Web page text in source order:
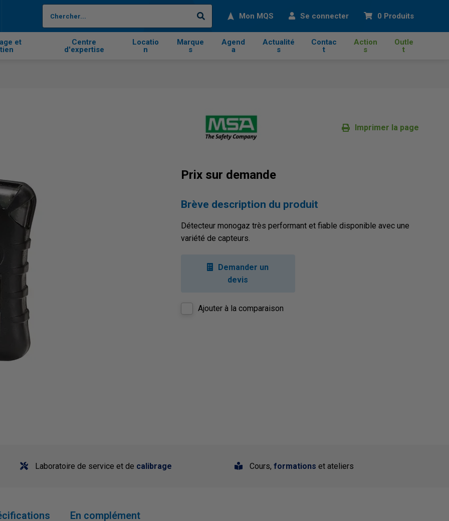
Chercher Mon MQS Se connecter 0 Produits
et
Centre
d'expertise
Locatio
n
Marque
s
Agend
a
Actualité
s
Contac
t
Action
s
Outle
t
Imprimer la page
Prix sur demande
Brève description du produit
Détecteur monogaz très performant et fiable disponible avec une
variété de capteurs.
Demander un
devis
Ajouter à la comparaison
Laboratoire de service et de calibrage Cours, formations et ateliers
En complément